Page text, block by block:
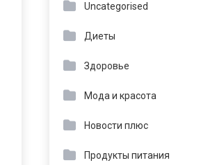
Uncategorised
Диеты
Здоровье
Мода и красота
Новости плюс
Продукты питания